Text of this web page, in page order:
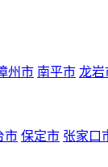
州市 南平市 龙岩
市 保定市 张家口